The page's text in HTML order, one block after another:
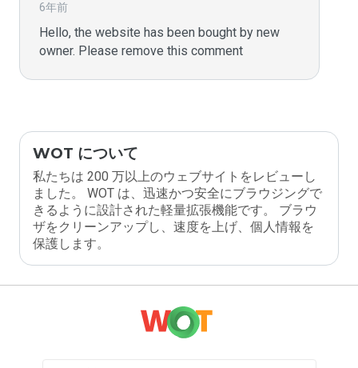
6年前
Hello, the website has been bought by new
owner. Please remove this comment
WOT について
私たちは 200 万以上のウェブサイトをレビューし
ました。 WOT は、迅速かつ安全にブラウジングで
きるように設計された軽量拡張機能です。 ブラウ
ザをクリーンアップし、速度を上げ、個人情報を
保護します。